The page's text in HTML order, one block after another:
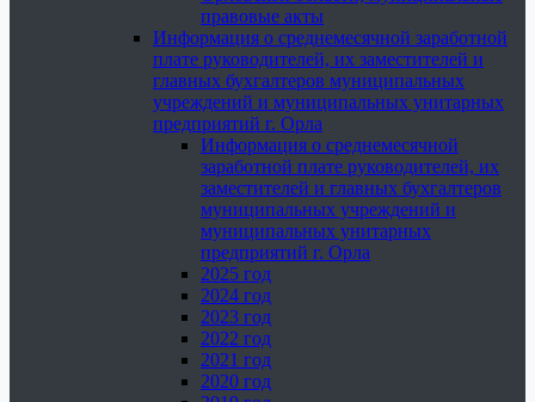
правовые акты
Информация о среднемесячной заработной
плате руководителей, их заместителей и
главных бухгалтеров муниципальных
учреждений и муниципальных унитарных
предприятий г. Орла
Информация о среднемесячной
заработной плате руководителей, их
заместителей и главных бухгалтеров
муниципальных учреждений и
муниципальных унитарных
предприятий г. Орла
2025 год
2024 год
2023 год
2022 год
2021 год
2020 год